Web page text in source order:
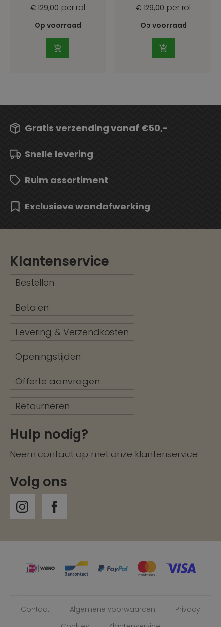
€ 129,00 per rol
Op voorraad
€ 129,00 per rol
Op voorraad
Gratis verzending vanaf €50,-
Snelle levering
Ruim assortiment
Exclusieve wandafwerking
Klantenservice
Bestellen
Betalen
Levering & Verzendkosten
Openingstijden
Offerte aanvragen
Retourneren
Hulp nodig?
Neem contact op met onze klantenservice
Volg ons
Contact Algemene voorwaarden
Privacy